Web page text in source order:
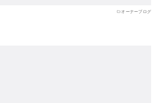
オーナーブログ